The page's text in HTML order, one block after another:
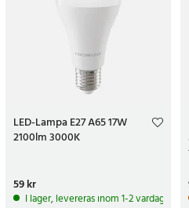
LED-Lampa E27 A65 17W
2100lm 3000K
Pris:
59 kr
I lager, levereras inom 1-2 vardagar